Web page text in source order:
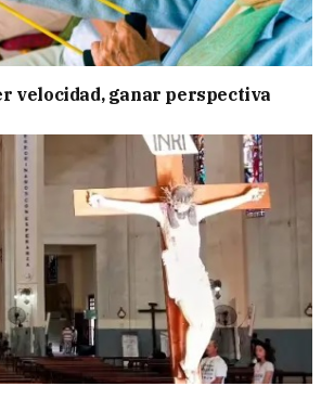
velocidad, ganar perspectiva